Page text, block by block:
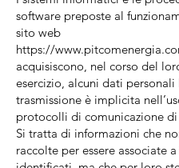
software preposte al
sito web
https://
acquisiscono, nel corso del
esercizio, alcuni dati personali
trasmissione è implicita
protocolli di comunicazione
Si tratta di informazioni che
raccolte per essere associate